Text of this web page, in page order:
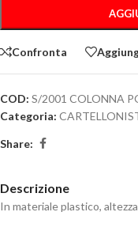
Confronta
COD: S/2001 COLONNA
Categoria:
Share:
Descrizione
In materiale plastico,